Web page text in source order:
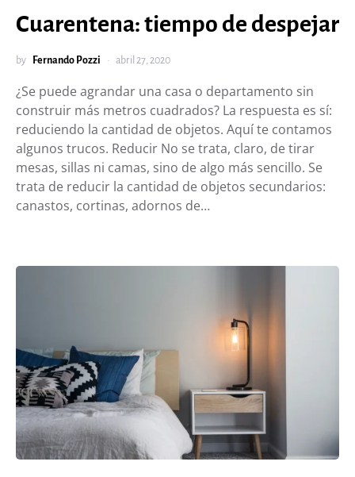
Cuarentena: tiempo de despejar
by Fernando Pozzi abril 27, 2020
¿Se puede agrandar una casa o departamento sin
construir más metros cuadrados? La respuesta es sí:
reduciendo la cantidad de objetos. Aquí te contamos
algunos trucos. Reducir No se trata, claro, de tirar
mesas, sillas ni camas, sino de algo más sencillo. Se
trata de reducir la cantidad de objetos secundarios:
canastos, cortinas, adornos de…